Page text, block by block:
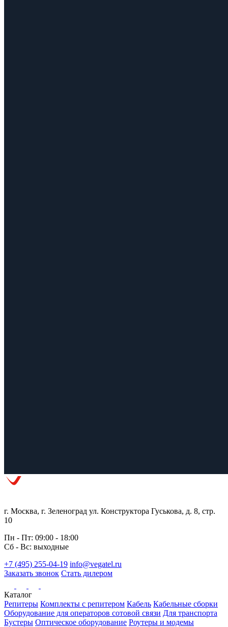
г. Москва, г. Зеленоград ул. Конструктора Гуськова, д. 8, стр.
10
Пн - Пт: 09:00 - 18:00
Сб - Вс: выходные
+7 (495) 255-04-19 info@vegatel.ru
Заказать звонок Стать дилером
Каталог
Репитеры Комплекты с репитером Кабель Кабельные сборки
Оборудование для операторов сотовой связи Для транспорта
Бустеры Оптическое оборудование Роутеры и модемы